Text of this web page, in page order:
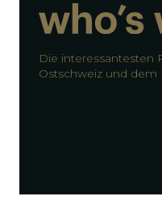
Die interessantesten
Ostschweiz und